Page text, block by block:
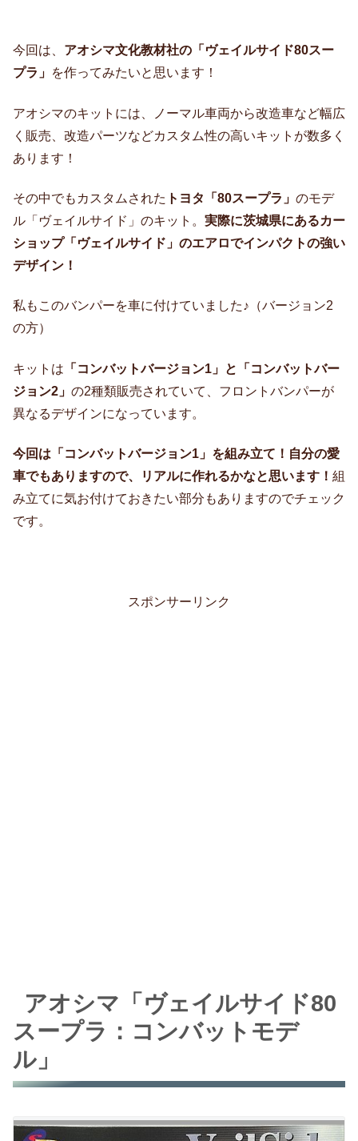
今回は、 アオシマ文化教材社の「ヴェイルサイド80スー
プラ」 を作ってみたいと思います！
アオシマのキットには、ノーマル車両から改造車など幅広
く販売、改造パーツなどカスタム性の高いキットが数多く
あります！
その中でもカスタムされた トヨタ「80スープラ」 のモデ
ル「ヴェイルサイド」のキット。 実際に茨城県にあるカー
ショップ「ヴェイルサイド」のエアロでインパクトの強い
デザイン！
私もこのバンパーを車に付けていました♪（バージョン2
の方）
キットは 「コンバットバージョン1」と「コンバットバー
ジョン2」 の2種類販売されていて、フロントバンパーが
異なるデザインになっています。
今回は「コンバットバージョン1」を組み立て！自分の愛
車でもありますので、リアルに作れるかなと思います！ 組
み立てに気お付けておきたい部分もありますのでチェック
です。
スポンサーリンク
アオシマ「ヴェイルサイド80
スープラ：コンバットモデ
ル」